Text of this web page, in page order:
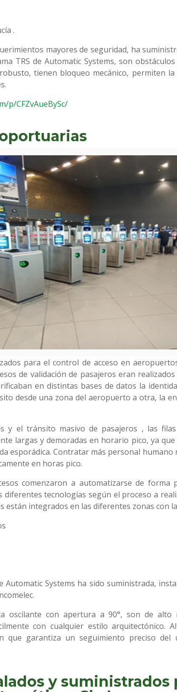
.
mayores de seguridad, ha
TRS de Automatic Systems, son
tienen bloqueo mecánico, permiten
p/CFZvAueBySc/
para el control de acceso en
de validación de pasajeros eran
en distintas bases de datos la
desde una zona del aeropuerto a otra, la
y el tránsito masivo de pasajeros , las
largas y demoradas en horario pico, ya
esporádica. Contratar más personal humano
en horas pico.
comenzaron a automatizarse de forma
tecnologías según el proceso a
están integrados en las diferentes zonas con
Automatic Systems ha sido suministrada,
oscilante con apertura a 90°, son de alto
con cualquier estilo arquitectónico.
que garantiza un seguimiento preciso
y suministrados